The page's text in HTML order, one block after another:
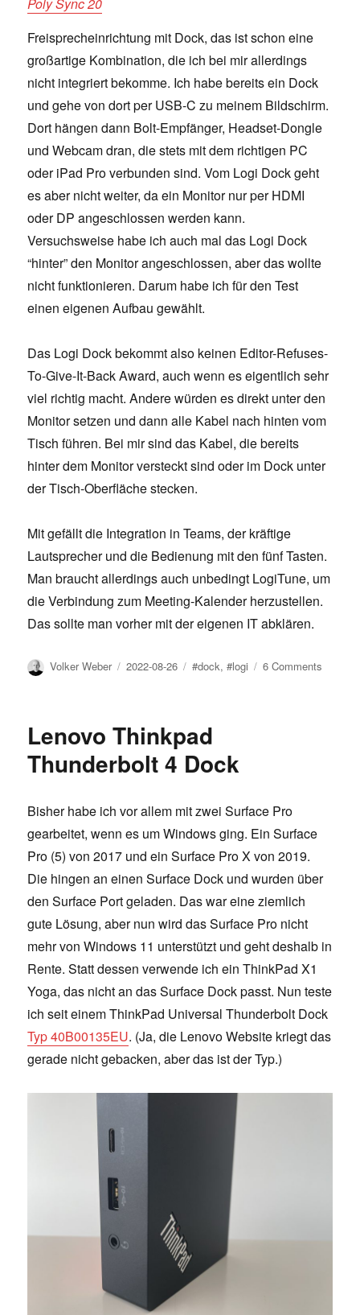
Poly Sync 20
Freisprecheinrichtung mit Dock, das ist schon eine
großartige Kombination, die ich bei mir allerdings
nicht integriert bekomme. Ich habe bereits ein Dock
und gehe von dort per USB-C zu meinem Bildschirm.
Dort hängen dann Bolt-Empfänger, Headset-Dongle
und Webcam dran, die stets mit dem richtigen PC
oder iPad Pro verbunden sind. Vom Logi Dock geht
es aber nicht weiter, da ein Monitor nur per HDMI
oder DP angeschlossen werden kann.
Versuchsweise habe ich auch mal das Logi Dock
“hinter” den Monitor angeschlossen, aber das wollte
nicht funktionieren. Darum habe ich für den Test
einen eigenen Aufbau gewählt.
Das Logi Dock bekommt also keinen Editor-Refuses-
To-Give-It-Back Award, auch wenn es eigentlich sehr
viel richtig macht. Andere würden es direkt unter den
Monitor setzen und dann alle Kabel nach hinten vom
Tisch führen. Bei mir sind das Kabel, die bereits
hinter dem Monitor versteckt sind oder im Dock unter
der Tisch-Oberfläche stecken.
Mit gefällt die Integration in Teams, der kräftige
Lautsprecher und die Bedienung mit den fünf Tasten.
Man braucht allerdings auch unbedingt LogiTune, um
die Verbindung zum Meeting-Kalender herzustellen.
Das sollte man vorher mit der eigenen IT abklären.
Author
Volker Weber
Posted
2022-08-26 Tags
#dock,#logi 6 Comments
Lenovo Thinkpad
Thunderbolt 4 Dock
Bisher habe ich vor allem mit zwei Surface Pro
gearbeitet, wenn es um Windows ging. Ein Surface
Pro (5) von 2017 und ein Surface Pro X von 2019.
Die hingen an einen Surface Dock und wurden über
den Surface Port geladen. Das war eine ziemlich
gute Lösung, aber nun wird das Surface Pro nicht
mehr von Windows 11 unterstützt und geht deshalb in
Rente. Statt dessen verwende ich ein ThinkPad X1
Yoga, das nicht an das Surface Dock passt. Nun teste
ich seit einem ThinkPad Universal Thunderbolt Dock
Typ 40B00135EU. (Ja, die Lenovo Website kriegt das
gerade nicht gebacken, aber das ist der Typ.)